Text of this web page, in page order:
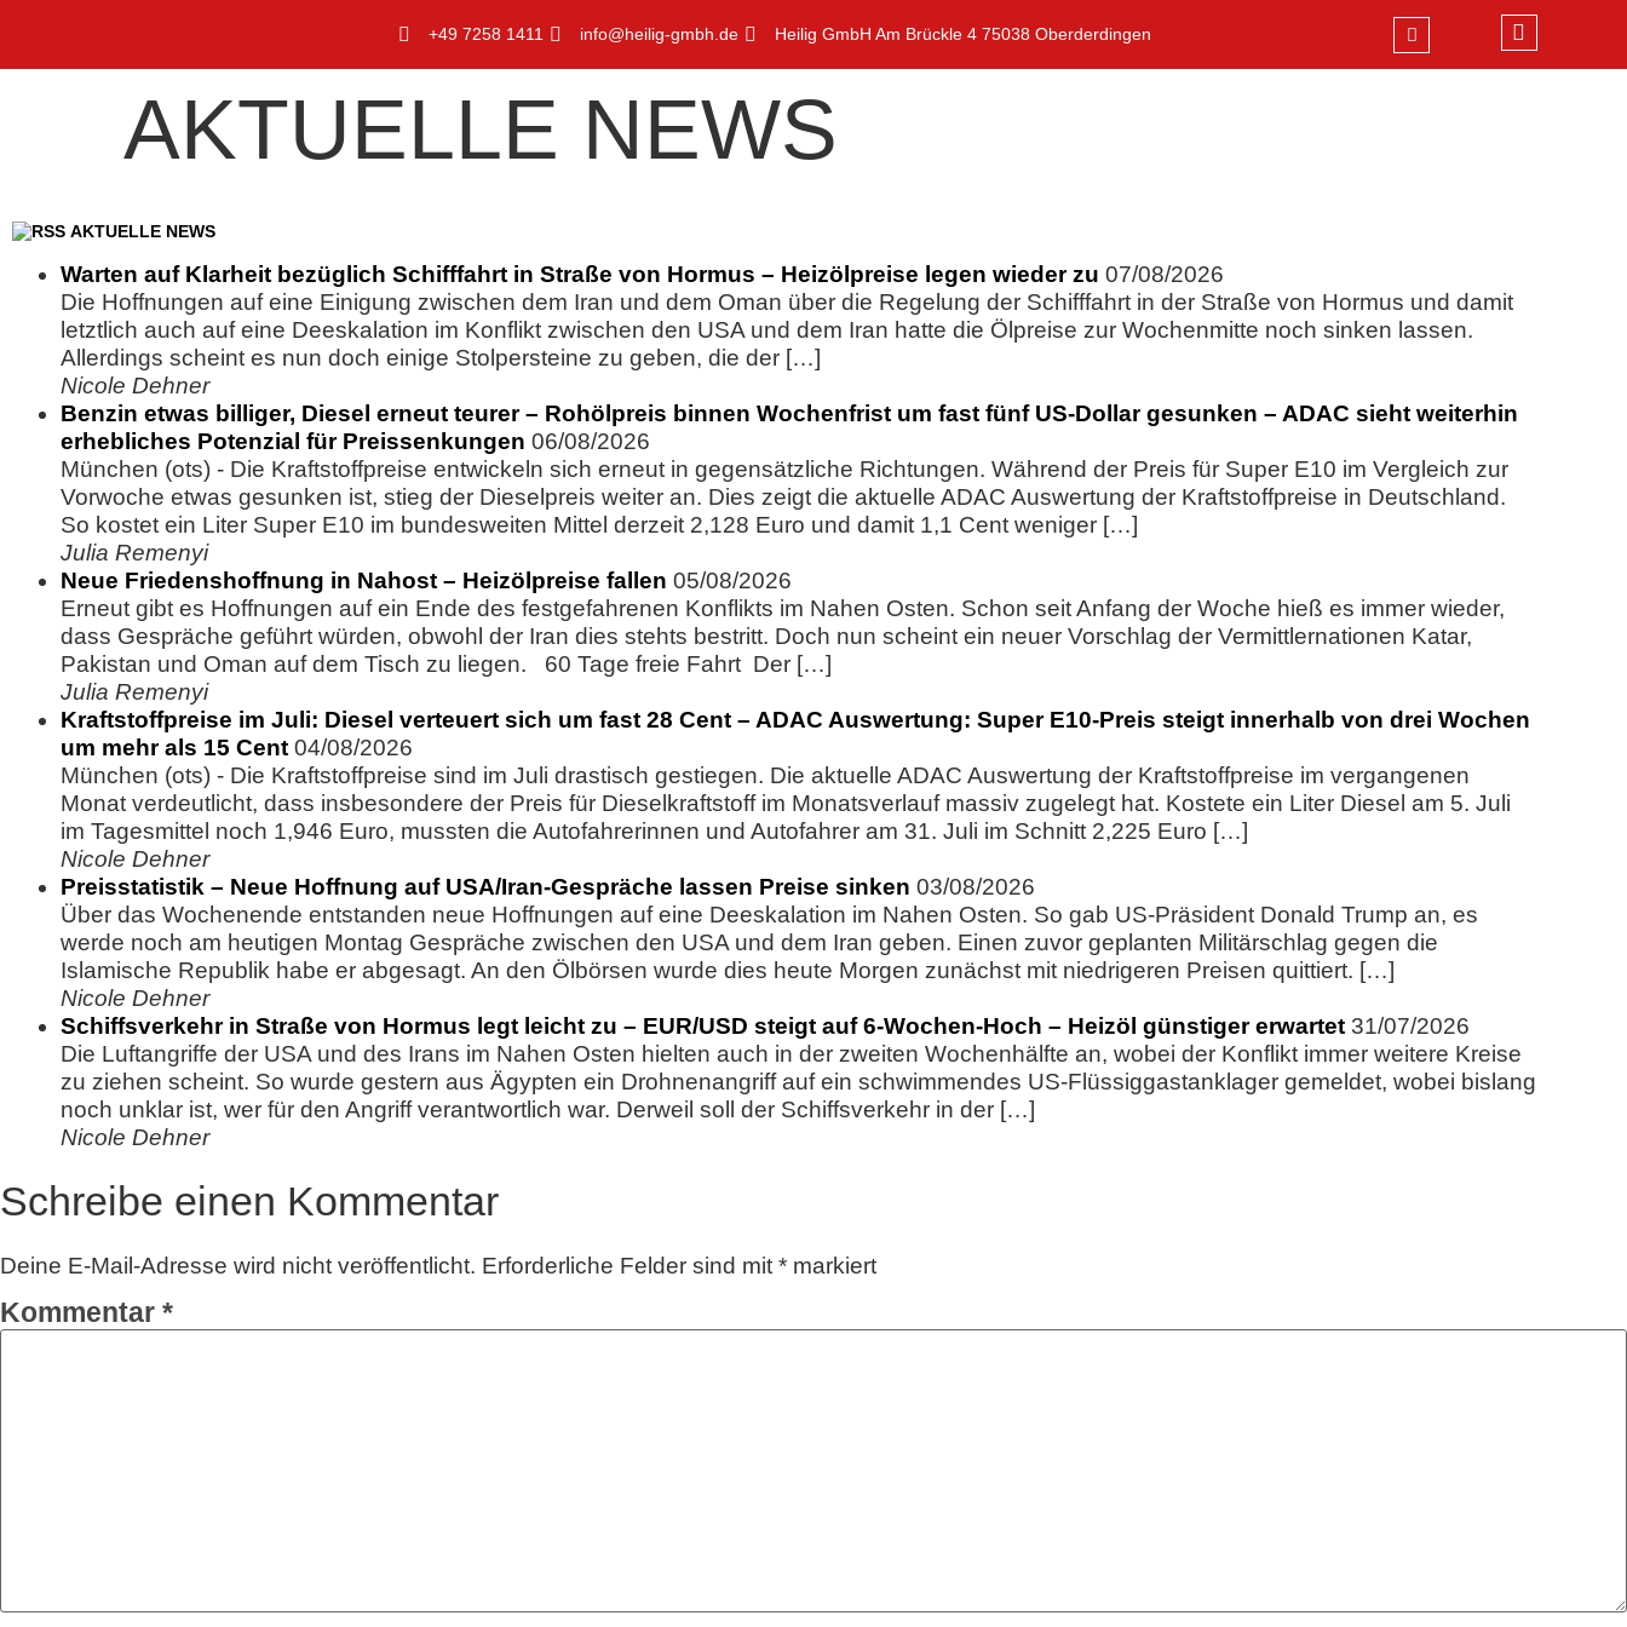
+49 7258 1411 info@heilig-gmbh.de Heilig GmbH Am Brückle 4 75038 Oberderdingen
AKTUELLE NEWS
AKTUELLE NEWS
Warten auf Klarheit bezüglich Schifffahrt in Straße von Hormus – Heizölpreise legen wieder zu 07/08/2026
Die Hoffnungen auf eine Einigung zwischen dem Iran und dem Oman über die Regelung der Schifffahrt in der Straße von Hormus und damit
letztlich auch auf eine Deeskalation im Konflikt zwischen den USA und dem Iran hatte die Ölpreise zur Wochenmitte noch sinken lassen.
Allerdings scheint es nun doch einige Stolpersteine zu geben, die der […]
Nicole Dehner
Benzin etwas billiger, Diesel erneut teurer – Rohölpreis binnen Wochenfrist um fast fünf US-Dollar gesunken – ADAC sieht weiterhin
erhebliches Potenzial für Preissenkungen 06/08/2026
München (ots) - Die Kraftstoffpreise entwickeln sich erneut in gegensätzliche Richtungen. Während der Preis für Super E10 im Vergleich zur
Vorwoche etwas gesunken ist, stieg der Dieselpreis weiter an. Dies zeigt die aktuelle ADAC Auswertung der Kraftstoffpreise in Deutschland.
So kostet ein Liter Super E10 im bundesweiten Mittel derzeit 2,128 Euro und damit 1,1 Cent weniger […]
Julia Remenyi
Neue Friedenshoffnung in Nahost – Heizölpreise fallen 05/08/2026
Erneut gibt es Hoffnungen auf ein Ende des festgefahrenen Konflikts im Nahen Osten. Schon seit Anfang der Woche hieß es immer wieder,
dass Gespräche geführt würden, obwohl der Iran dies stehts bestritt. Doch nun scheint ein neuer Vorschlag der Vermittlernationen Katar,
Pakistan und Oman auf dem Tisch zu liegen. 60 Tage freie Fahrt Der […]
Julia Remenyi
Kraftstoffpreise im Juli: Diesel verteuert sich um fast 28 Cent – ADAC Auswertung: Super E10-Preis steigt innerhalb von drei Wochen
um mehr als 15 Cent 04/08/2026
München (ots) - Die Kraftstoffpreise sind im Juli drastisch gestiegen. Die aktuelle ADAC Auswertung der Kraftstoffpreise im vergangenen
Monat verdeutlicht, dass insbesondere der Preis für Dieselkraftstoff im Monatsverlauf massiv zugelegt hat. Kostete ein Liter Diesel am 5. Juli
im Tagesmittel noch 1,946 Euro, mussten die Autofahrerinnen und Autofahrer am 31. Juli im Schnitt 2,225 Euro […]
Nicole Dehner
Preisstatistik – Neue Hoffnung auf USA/Iran-Gespräche lassen Preise sinken 03/08/2026
Über das Wochenende entstanden neue Hoffnungen auf eine Deeskalation im Nahen Osten. So gab US-Präsident Donald Trump an, es
werde noch am heutigen Montag Gespräche zwischen den USA und dem Iran geben. Einen zuvor geplanten Militärschlag gegen die
Islamische Republik habe er abgesagt. An den Ölbörsen wurde dies heute Morgen zunächst mit niedrigeren Preisen quittiert. […]
Nicole Dehner
Schiffsverkehr in Straße von Hormus legt leicht zu – EUR/USD steigt auf 6-Wochen-Hoch – Heizöl günstiger erwartet 31/07/2026
Die Luftangriffe der USA und des Irans im Nahen Osten hielten auch in der zweiten Wochenhälfte an, wobei der Konflikt immer weitere Kreise
zu ziehen scheint. So wurde gestern aus Ägypten ein Drohnenangriff auf ein schwimmendes US-Flüssiggastanklager gemeldet, wobei bislang
noch unklar ist, wer für den Angriff verantwortlich war. Derweil soll der Schiffsverkehr in der […]
Nicole Dehner
Schreibe einen Kommentar
Deine E-Mail-Adresse wird nicht veröffentlicht. Erforderliche Felder sind mit * markiert
Kommentar *